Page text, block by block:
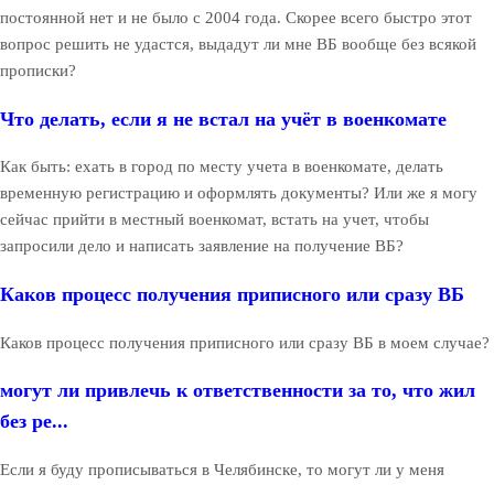
постоянной нет и не было с 2004 года. Скорее всего быстро этот
вопрос решить не удастся, выдадут ли мне ВБ вообще без всякой
прописки?
Что делать, если я не встал на учёт в военкомате
Как быть: ехать в город по месту учета в военкомате, делать
временную регистрацию и оформлять документы? Или же я могу
сейчас прийти в местный военкомат, встать на учет, чтобы
запросили дело и написать заявление на получение ВБ?
Каков процесс получения приписного или сразу ВБ
Каков процесс получения приписного или сразу ВБ в моем случае?
могут ли привлечь к ответственности за то, что жил
без ре...
Если я буду прописываться в Челябинске, то могут ли у меня